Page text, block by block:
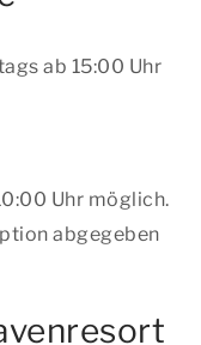
ab 15:00 Uhr
Uhr möglich.
abgegeben